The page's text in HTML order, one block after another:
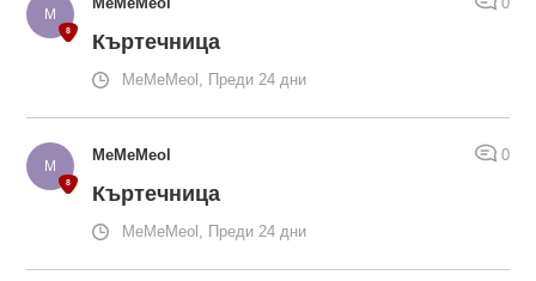
Къртечница
MeMeMeol, Преди 24 дни
MeMeMeol 0
Къртечница
MeMeMeol, Преди 24 дни